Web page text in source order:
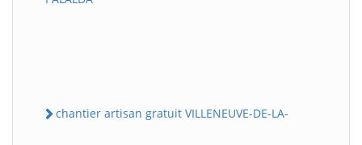
chantier artisan gratuit VILLENEUVE-DE-LA-